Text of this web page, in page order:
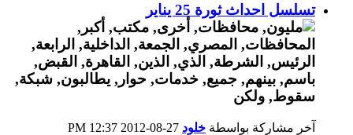
تسلسل احداث ثورة 25 يناير
آخر مشاركة بواسطة خلود
12:37 PM